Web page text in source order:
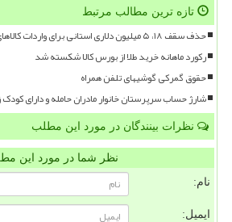
تازه ترین مطالب مرتبط
حذف سقف ۱۸، ۵ میلیون دلاری استانی برای واردات کالاهای اساسی از مرزها
رکورد ماهانه خرید طلا از بورس کالا شکسته شد
حقوق گمرکی گوشیهای تلفن همراه
شارژ حساب سرپرستان خانوار مادران حامله و دارای کودک زیر ۲
نظرات بینندگان در مورد این مطلب
نظر شما در مورد این
نام:
ایمیل: